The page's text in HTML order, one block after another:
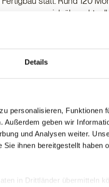
Details
personalisieren, Funktionen
geben wir
und Analysen weiter.
ihnen bereitgestellt haben
in Drittländer übermitteln
um sich über
zur Bearbeitung von
vorgestellt.
den persönlichen
Themen diskutiert.
in entspannter
allen Teilnehmenden